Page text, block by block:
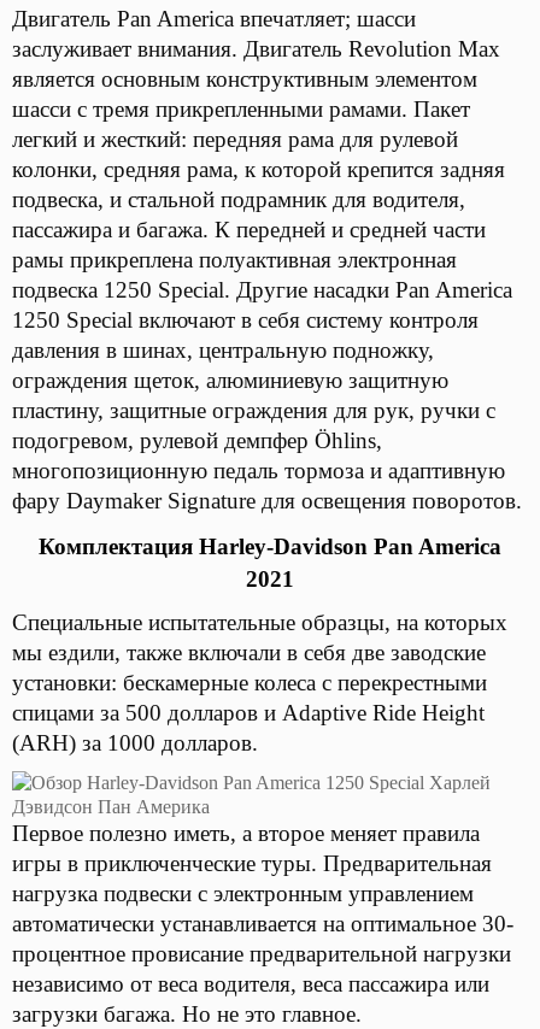
Двигатель Pan America впечатляет; шасси
заслуживает внимания. Двигатель Revolution Max
является основным конструктивным элементом
шасси с тремя прикрепленными рамами. Пакет
легкий и жесткий: передняя рама для рулевой
колонки, средняя рама, к которой крепится задняя
подвеска, и стальной подрамник для водителя,
пассажира и багажа. К передней и средней части
рамы прикреплена полуактивная электронная
подвеска 1250 Special. Другие насадки Pan America
1250 Special включают в себя систему контроля
давления в шинах, центральную подножку,
ограждения щеток, алюминиевую защитную
пластину, защитные ограждения для рук, ручки с
подогревом, рулевой демпфер Öhlins,
многопозиционную педаль тормоза и адаптивную
фару Daymaker Signature для освещения поворотов.
Комплектация Harley-Davidson Pan America
2021
Специальные испытательные образцы, на которых
мы ездили, также включали в себя две заводские
установки: бескамерные колеса с перекрестными
спицами за 500 долларов и Adaptive Ride Height
(ARH) за 1000 долларов.
Первое полезно иметь, а второе меняет правила
игры в приключенческие туры. Предварительная
нагрузка подвески с электронным управлением
автоматически устанавливается на оптимальное 30-
процентное провисание предварительной нагрузки
независимо от веса водителя, веса пассажира или
загрузки багажа. Но не это главное.